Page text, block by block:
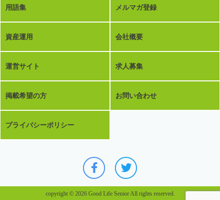
用語集 メルマガ登録
資産運用 会社概要
運営サイト 求人募集
掲載希望の方 お問い合わせ
プライバシーポリシー
copyright © 2026 Good Life Senior All rights reserved.